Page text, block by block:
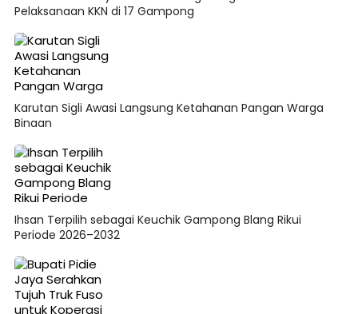
Pelaksanaan KKN di 17 Gampong
Karutan Sigli Awasi Langsung Ketahanan Pangan Warga
Binaan
Ihsan Terpilih sebagai Keuchik Gampong Blang Rikui
Periode 2026–2032